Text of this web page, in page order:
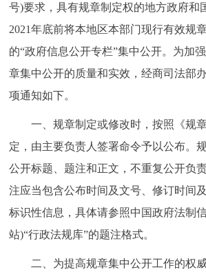
政民互动
参与调查
北京概况 十六区概览
绿色北京 图说北京
号)要求，具有规章制定权的地方政府和
2021年底前将本地区本部门现行有效规
的“政府信息公开专栏”集中公开。为加
章集中公开的质量和实效，经商司法部
项通知如下。
一、规章制定或修改时，按照《规
定，由主要负责人签署命令予以公布。
公开标题、题注和正文，不重复公开负
注应当包含公布时间及文号、修订时间
标识性信息，具体请参照中国政府法制
站)“行政法规库”的题注格式。
二、为提高规章集中公开工作的权威